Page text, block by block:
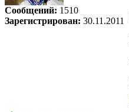
Сообщений: 1510
Зарегистрирован: 30.11.2011